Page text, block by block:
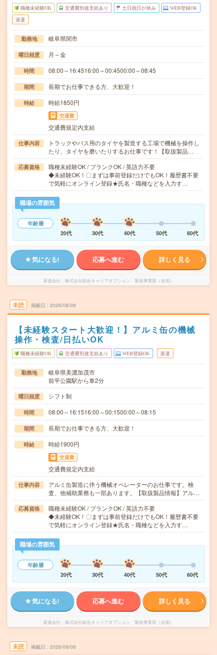
職種未経験OK 交通費別途支給あり 土日祝日が休み WEB登録OK
派遣
勤務地 岐阜県関市
曜日頻度 月～金
時間 08:00～16:4516:00～00:4500:00～08:45
期間 長期でお仕事できる方、大歓迎！
時給 時給1850円
交通費
交通費規定内支給
仕事内容
トラックやバス用のタイヤを製造する工場で機械を操作し
たり、タイヤを磨いたりするお仕事です！【取扱製品…
応募資格
職種未経験OK / ブランクOK / 英語力不要
◆未経験OK！〇まずは事前登録だけでもOK！履歴書不要
で気軽にオンライン登録★氏名・職種などを入力す…
職場の雰囲気
年齢層
20代
30代 40代 50代 60代
気になる! 応募へ進む 詳しく見る
派遣会社 株式会社綜合キャリアオプション 製造事業部（全国）
未読 掲載日 2026/08/06
【未経験スタート大歓迎！】アルミ缶の機械
操作・検査/日払いOK
職種未経験OK 交通費別途支給あり WEB登録OK 派遣
勤務地
岐阜県美濃加茂市
前平公園駅から車2分
曜日頻度 シフト制
時間 08:00～16:1516:00～00:1500:00～08:15
期間 長期でお仕事できる方、大歓迎！
時給 時給1900円
交通費
交通費規定内支給
仕事内容
アルミ缶製造に伴う機械オペレーターのお仕事です。検
査、他補助業務も一部あります。【取扱製品情報】アル…
応募資格
職種未経験OK / ブランクOK / 英語力不要
◆未経験OK！〇まずは事前登録だけでもOK！履歴書不要
で気軽にオンライン登録★氏名・職種などを入力す…
職場の雰囲気
年齢層
20代
30代 40代 50代 60代
気になる! 応募へ進む 詳しく見る
派遣会社 株式会社綜合キャリアオプション 製造事業部（全国）
未読 掲載日 2026/08/06